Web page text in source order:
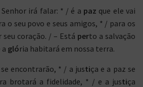
irá falar: * / é a paz que ele vai
o seu povo e seus amigos, * / para os
coração. / – Está perto a salvação
glória habitará em nossa terra.
encontrarão, * / a justiça e a paz se
ra brotará a fidelidade, * / e a justiça